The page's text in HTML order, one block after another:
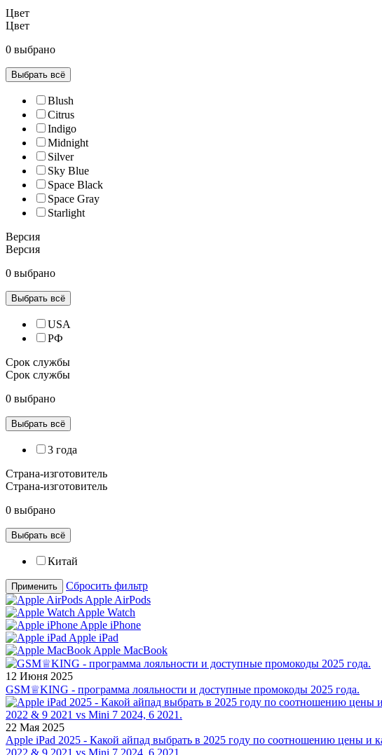
Цвет
Цвет
0 выбрано
Выбрать всё
Blush
Citrus
Indigo
Midnight
Silver
Sky Blue
Space Black
Space Gray
Starlight
Версия
Версия
0 выбрано
Выбрать всё
USA
РФ
Срок службы
Срок службы
0 выбрано
Выбрать всё
3 года
Страна-изготовитель
Страна-изготовитель
0 выбрано
Выбрать всё
Китай
Применить
Сбросить фильтр
Apple AirPods
Apple Watch
Apple iPhone
Apple iPad
Apple MacBook
12 Июня 2025
GSM♕KING - программа лояльности и доступные промокоды 2025 года.
22 Мая 2025
Apple iPad 2025 - Какой айпад выбрать в 2025 году по соотношению цены и
2022 & 9 2021 vs Mini 7 2024, 6 2021.